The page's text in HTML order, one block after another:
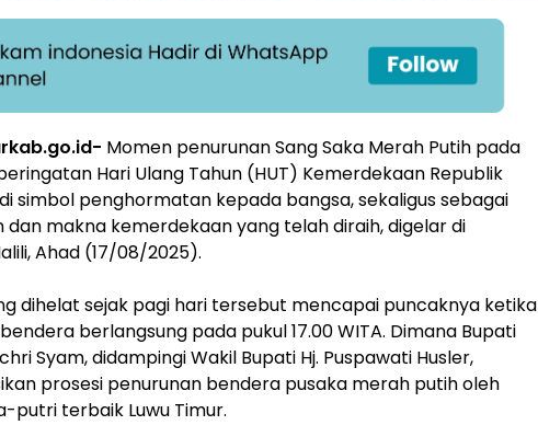
Momen penurunan Sang Saka Merah Putih pada
Hari Ulang Tahun (HUT) Kemerdekaan Republik
simbol penghormatan kepada bangsa, sekaligus sebagai
makna kemerdekaan yang telah diraih, digelar di
Ahad (17/08/2025).
dihelat sejak pagi hari tersebut mencapai puncaknya ketika
berlangsung pada pukul 17.00 WITA. Dimana Bupati
Syam, didampingi Wakil Bupati Hj. Puspawati Husler,
prosesi penurunan bendera pusaka merah putih oleh
putri terbaik Luwu Timur.